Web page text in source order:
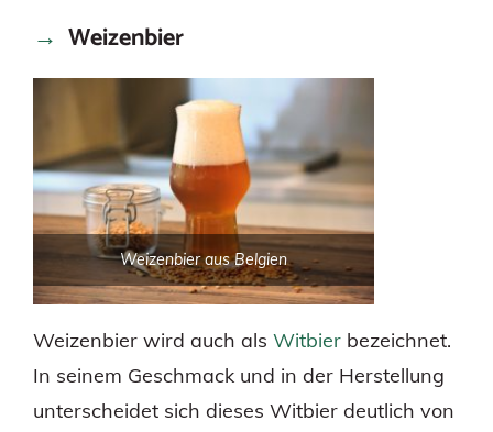
Weizenbier
Weizenbier aus Belgien
Weizenbier wird auch als Witbier bezeichnet.
In seinem Geschmack und in der Herstellung
unterscheidet sich dieses Witbier deutlich von